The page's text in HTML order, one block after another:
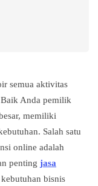
semua aktivitas
Anda pemilik
memiliki
Salah satu
online adalah
penting jasa
bisnis